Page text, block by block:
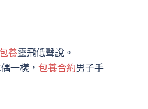
養靈飛低聲說。
一樣， 包養合約男子手